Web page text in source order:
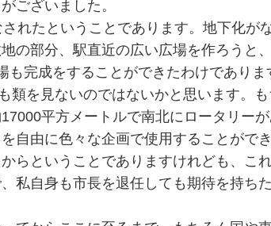
ございました。
れたということであります。地下化が
の部分、駅直近の広い広場を作ろうと
完成をすることができたわけでありま
類を見ないのではないかと思います。
平方メートルで南北にロータリー
自由に色々な企画で使用することがで
らということでありますけれども、こ
私自身も市長を退任しても期待を持ち